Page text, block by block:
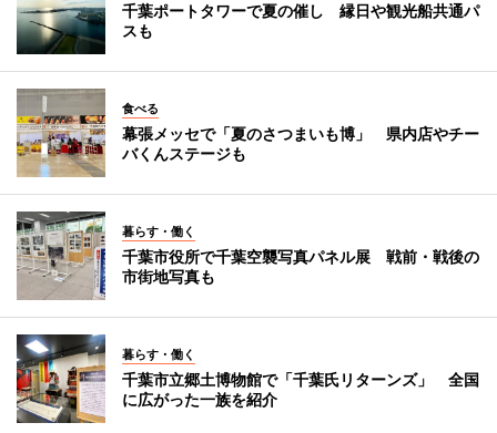
千葉ポートタワーで夏の催し 縁日や観光船共通パ
スも
食べる
幕張メッセで「夏のさつまいも博」 県内店やチー
バくんステージも
暮らす・働く
千葉市役所で千葉空襲写真パネル展 戦前・戦後の
市街地写真も
暮らす・働く
千葉市立郷土博物館で「千葉氏リターンズ」 全国
に広がった一族を紹介